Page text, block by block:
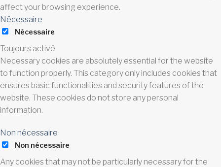
affect your browsing experience.
Nécessaire
Nécessaire
Toujours activé
Necessary cookies are absolutely essential for the website
to function properly. This category only includes cookies that
ensures basic functionalities and security features of the
website. These cookies do not store any personal
information.
Non nécessaire
Non nécessaire
Any cookies that may not be particularly necessary for the